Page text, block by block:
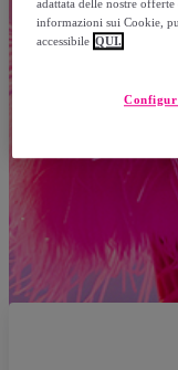
adattata delle nostre
informazioni sui Cookie,
accessibile QUI.